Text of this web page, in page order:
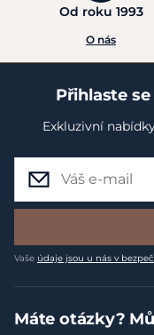
Od roku 1993
O nás
Přihlaste
Exkluzivní
Vaše údaje jsou u nás v
Máte otázky?